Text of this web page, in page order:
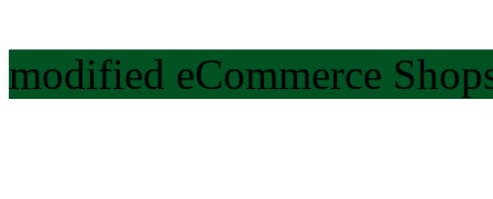
modified eCommerce